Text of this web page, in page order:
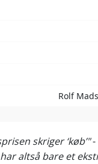
Rolf
skriger ‘køb’"-
altså bare et